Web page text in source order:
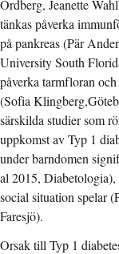
Ördberg, Jeanette
tänkas påverka
på pankreas (Pär
University South
påverka tarmfloran
(Sofia
särskilda studier som
uppkomst av Typ 1
under barndomen
al 2015,
social situation spelar
Faresjö).
Orsak till Typ 1